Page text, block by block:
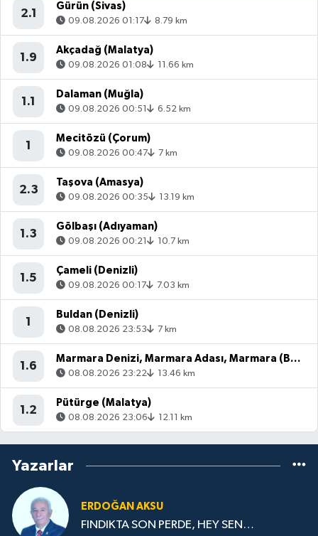
2.1
Gürün (Sivas)
09.08.2026 01:17 8.79 km
1.9
Akçadağ (Malatya)
09.08.2026 01:08 11.66 km
1.1
Dalaman (Muğla)
09.08.2026 00:51 6.52 km
1
Mecitözü (Çorum)
09.08.2026 00:47 7 km
2.3
Taşova (Amasya)
09.08.2026 00:35 13.19 km
1.3
Gölbaşı (Adıyaman)
09.08.2026 00:21 10.7 km
1.5
Çameli (Denizli)
09.08.2026 00:17 7.03 km
1
Buldan (Denizli)
08.08.2026 23:53 7 km
1.6
Marmara Denizi, Marmara Adası, Marmara (Balıkesir)
08.08.2026 23:22 13.46 km
1.2
Pütürge (Malatya)
08.08.2026 23:06 12.11 km
Yazarlar
ERDOĞAN AKSU
FINDIKTA SON PERDE, HEY SEN…